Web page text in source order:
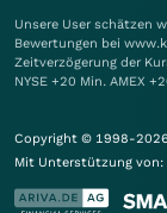
Unsere User schätzen
Bewertungen bei
Zeitverzögerung der
NYSE +20 Min. AMEX
Copyright © 1998-
Mit Unterstützung von: